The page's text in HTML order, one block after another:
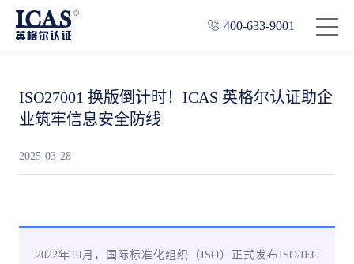
400-633-9001
ISO27001 换版倒计时！ICAS 英格尔认证助企
业筑牢信息安全防线
2025-03-28
2022年10月，国际标准化组织（ISO）正式发布ISO/IEC